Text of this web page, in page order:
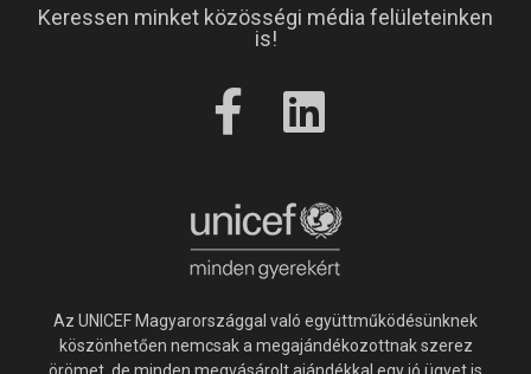
Keressen minket közösségi média felületeinken
is!
Az UNICEF Magyarországgal való együttműködésünknek
köszönhetően nemcsak a megajándékozottnak szerez